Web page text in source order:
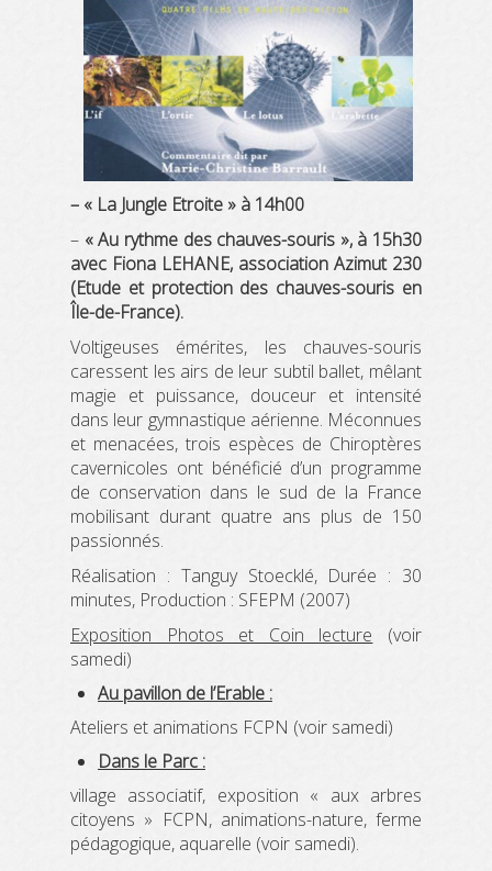
– « La Jungle Etroite » à 14h00
– « Au rythme des chauves-souris », à 15h30
avec Fiona LEHANE, association Azimut 230
(Etude et protection des chauves-souris en
Île-de-France).
Voltigeuses émérites, les chauves-souris
caressent les airs de leur subtil ballet, mêlant
magie et puissance, douceur et intensité
dans leur gymnastique aérienne. Méconnues
et menacées, trois espèces de Chiroptères
cavernicoles ont bénéficié d’un programme
de conservation dans le sud de la France
mobilisant durant quatre ans plus de 150
passionnés.
Réalisation : Tanguy Stoecklé, Durée : 30
minutes, Production : SFEPM (2007)
Exposition Photos et Coin lecture (voir
samedi)
Au pavillon de l’Erable :
Ateliers et animations FCPN (voir samedi)
Dans le Parc :
village associatif, exposition « aux arbres
citoyens » FCPN, animations-nature, ferme
pédagogique, aquarelle (voir samedi).